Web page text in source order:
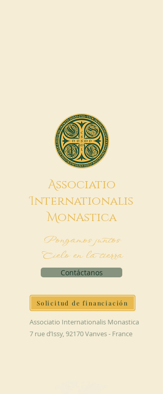
Associatio
Internationalis
MonAstica
Pongamos juntos
Cielo en la tierra
Contáctanos
Solicitud de financiación
Associatio Internationalis Monastica
7 rue d’Issy, 92170 Vanves - France